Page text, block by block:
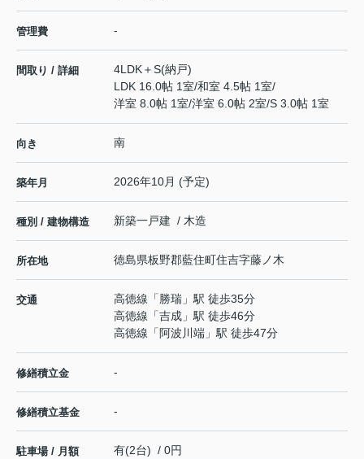
管理費 -
間取り / 詳細
4LDK＋S(納戸)
LDK 16.0帖 1室/和室 4.5帖 1室/
洋室 8.0帖 1室/洋室 6.0帖 2室/S 3.0帖 1室
向き 南
築年月 2026年10月 (予定)
種別 / 建物構造 新築一戸建 / 木造
所在地 徳島県板野郡藍住町住吉字藤ノ木
交通 高徳線 「 勝瑞 」駅 徒歩35分
高徳線 「吉成 」駅 徒歩46分
高徳線 「 阿波川端 」駅 徒歩47分
修繕積立金 -
修繕積立基金 -
駐車場 / 月額 有(2台) / 0円